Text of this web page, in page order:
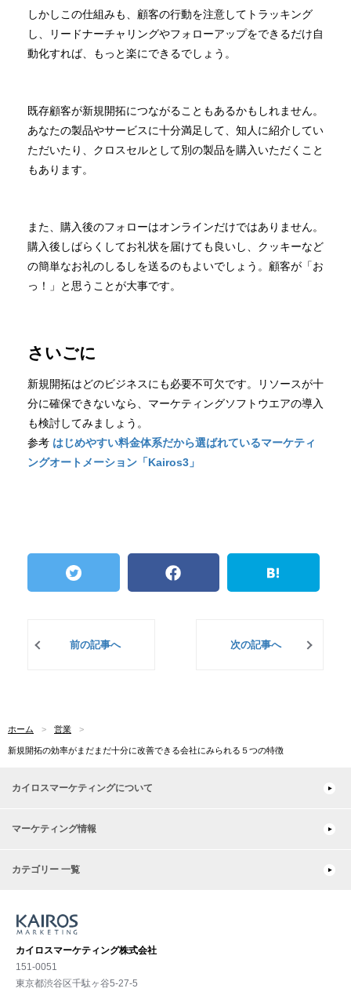
しかしこの仕組みも、顧客の行動を注意してトラッキング
し、リードナーチャリングやフォローアップをできるだけ自
動化すれば、もっと楽にできるでしょう。
既存顧客が新規開拓につながることもあるかもしれません。
あなたの製品やサービスに十分満足して、知人に紹介してい
ただいたり、クロスセルとして別の製品を購入いただくこと
もあります。
また、購入後のフォローはオンラインだけではありません。
購入後しばらくしてお礼状を届けても良いし、クッキーなど
の簡単なお礼のしるしを送るのもよいでしょう。顧客が「お
っ！」と思うことが大事です。
さいごに
新規開拓はどのビジネスにも必要不可欠です。リソースが十
分に確保できないなら、マーケティングソフトウエアの導入
も検討してみましょう。
参考 はじめやすい料金体系だから選ばれているマーケティ
ングオートメーション「Kairos3」
前の記事へ 次の記事へ
ホーム 営業
新規開拓の効率がまだまだ十分に改善できる会社にみられる５つの特徴
カイロスマーケティングについて
マーケティング情報
カテゴリー 一覧
カイロスマーケティング株式会社
151-0051
東京都渋⾕区千駄ヶ谷5-27-5